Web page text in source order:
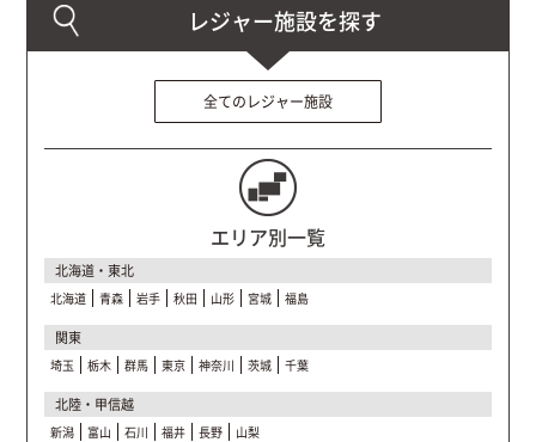
全てのレジャー施設
エリア別一覧
北海道・東北
北海道 青森 岩手 秋田 山形 宮城 福島
関東
埼玉 栃木 群馬 東京 神奈川 茨城 千葉
北陸・甲信越
新潟 富山 石川 福井 長野 山梨